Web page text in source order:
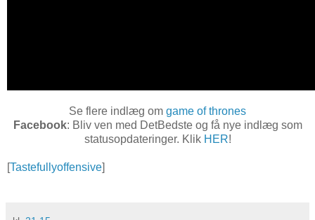
Se flere indlæg om game of thrones
Facebook: Bliv ven med DetBedste og få nye indlæg som
statusopdateringer. Klik HER!
[Tastefullyoffensive]